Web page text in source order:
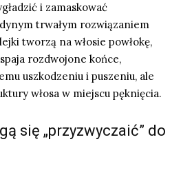
i zamaskować
trwałym rozwiązaniem
tworzą na włosie powłokę,
rozdwojone końce,
uszkodzeniu i puszeniu, ale
włosa w miejscu pęknięcia.
się „przyzwyczaić” do